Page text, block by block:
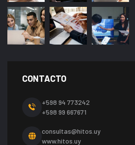
CONTACTO
+598 94 773242
+598 99 667671
consultas@hitos.uy
www.hitos.uy